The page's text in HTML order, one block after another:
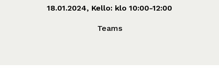
18.01.2024, Kello: klo 10:00-12:00
Teams